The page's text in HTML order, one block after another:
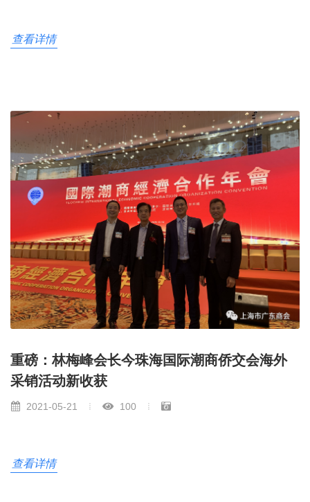
查看详情
重磅：林梅峰会长今珠海国际潮商侨交会海外
采销活动新收获
2021-05-21 100
查看详情